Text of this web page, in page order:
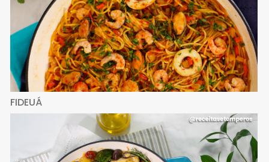
FIDEUÁ